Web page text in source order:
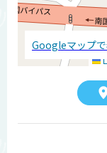
Googleマップ